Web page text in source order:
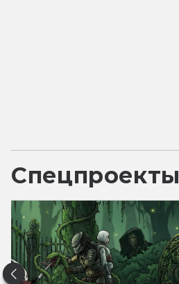
Спецпроекты